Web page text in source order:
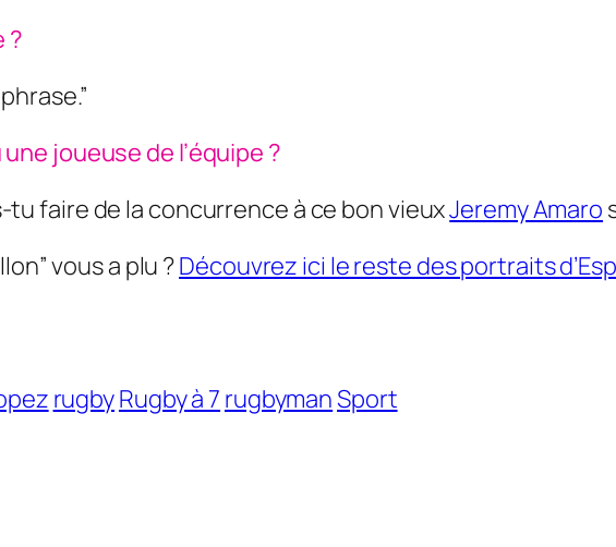
?
joueuse de l’équipe ?
tu faire de la concurrence à ce bon vieuxJeremy Amaro
vous a plu ?Découvrez ici le reste des portraits
rugbyRugby à 7 rugbymanSport